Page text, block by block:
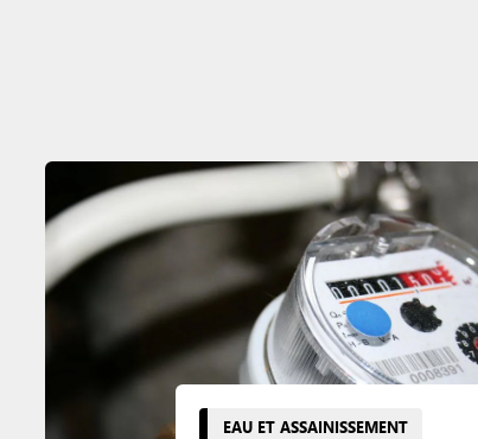
EAU ET ASSAINISSEMENT